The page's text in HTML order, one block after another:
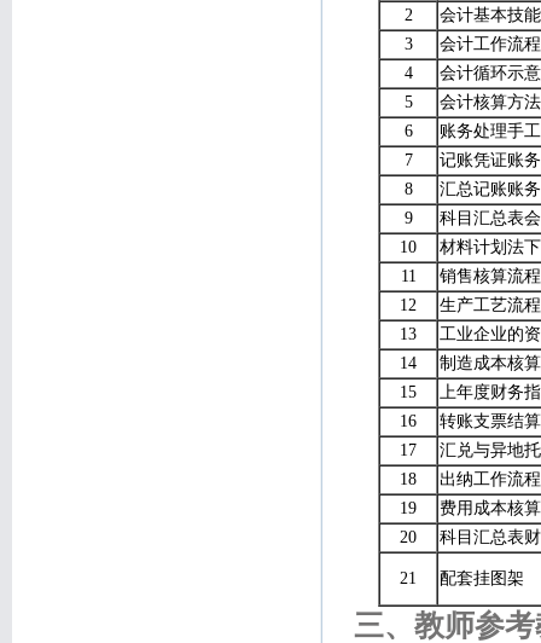
2
会计基本技
3
会计工作流
4
会计循环示
5
会计核算方
6
账务处理手
7
记账凭证账
8
汇总记账账
9
科目汇总表
10
材料计划法
11
销售核算流
12
生产工艺流
13
工业企业的
14
制造成本核
15
上年度财务
16
转账支票结
17
汇兑与异地
18
出纳工作流
19
费用成本核
20
科目汇总表
21 配套挂图架
三、教师参